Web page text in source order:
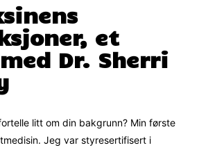
et
Dr. Sherri
litt om din bakgrunn? Min første
Jeg var styresertifisert i